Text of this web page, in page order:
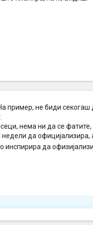
пример, не биди секогаш
нема ни да се
да официјализира,
инспирира да